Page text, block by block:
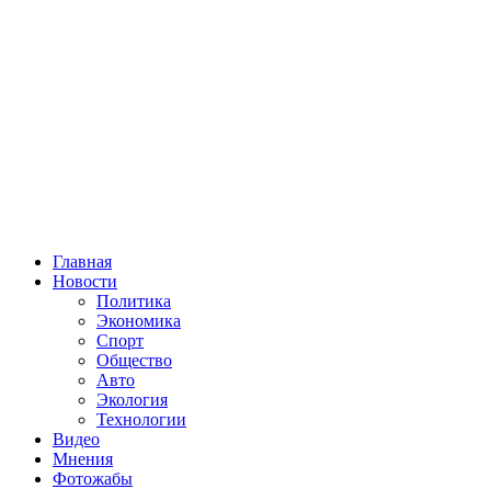
Главная
Новости
Политика
Экономика
Спорт
Общество
Авто
Экология
Технологии
Видео
Мнения
Фотожабы